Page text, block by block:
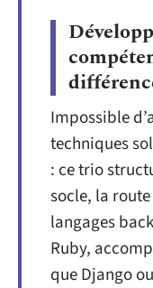
Impossible
techniques
: ce trio
socle, la
langages
Ruby,
que Django